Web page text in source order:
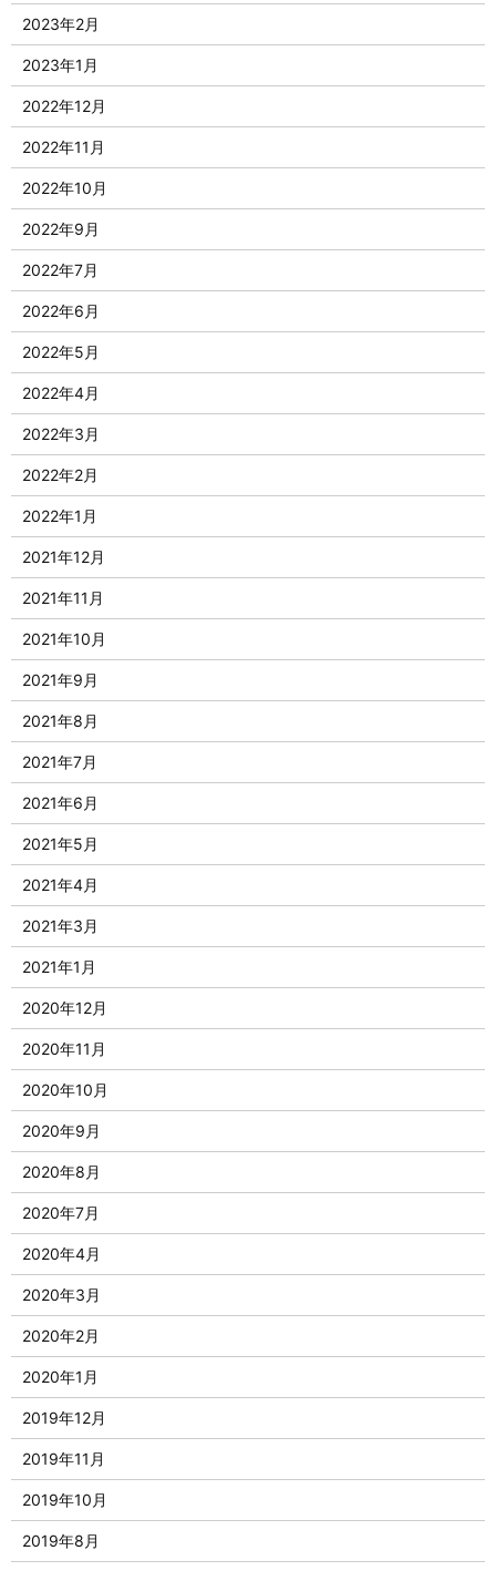
2023年2月
2023年1月
2022年12月
2022年11月
2022年10月
2022年9月
2022年7月
2022年6月
2022年5月
2022年4月
2022年3月
2022年2月
2022年1月
2021年12月
2021年11月
2021年10月
2021年9月
2021年8月
2021年7月
2021年6月
2021年5月
2021年4月
2021年3月
2021年1月
2020年12月
2020年11月
2020年10月
2020年9月
2020年8月
2020年7月
2020年4月
2020年3月
2020年2月
2020年1月
2019年12月
2019年11月
2019年10月
2019年8月